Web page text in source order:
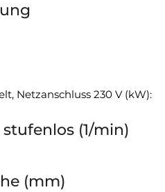
Netzanschluss 230 V (kW):
(1/min)
(mm)